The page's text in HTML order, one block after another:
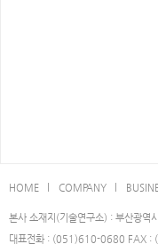
HOME l COMPANY l
본사 소재지(기술연구소) : 부산광
대표전화 : (051)610-0680 FAX